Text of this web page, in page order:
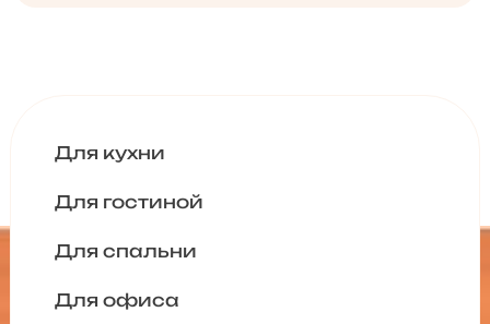
Для кухни
Для гостиной
Для спальни
Для офиса